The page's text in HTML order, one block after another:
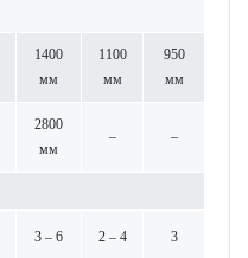
1400
мм
1100
мм
950
мм
2800
мм
– –
3 – 6 2 – 4 3